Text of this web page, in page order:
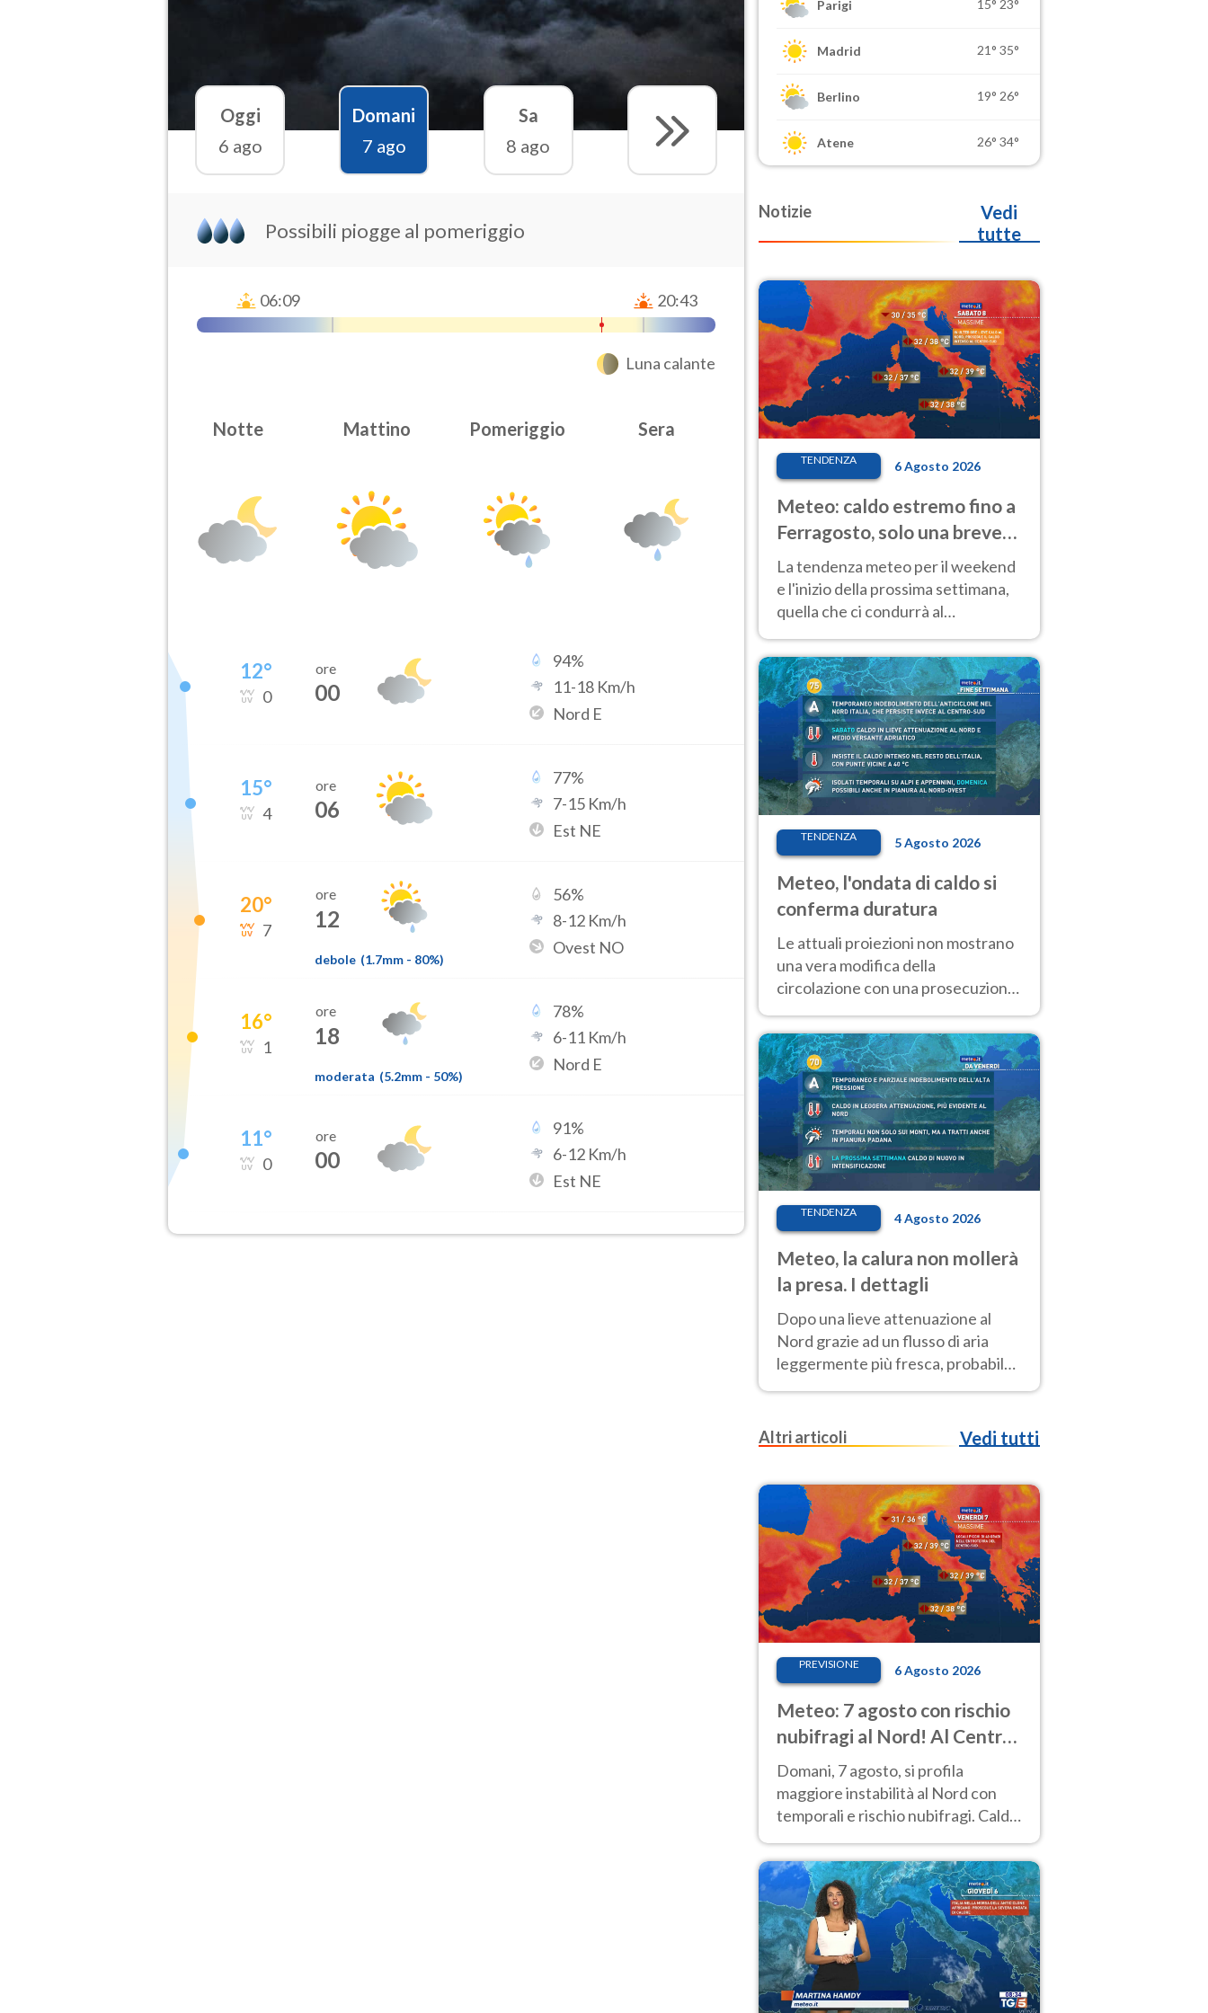
Oggi
6 ago
Domani
7 ago
Sa
8 ago
Possibili piogge al pomeriggio
06:09 20:43
Luna calante
Notte Mattino Pomeriggio Sera
12°
0
ore
00
94%
11-18 Km/h
Nord E
15°
4
ore
06
77%
7-15 Km/h
Est NE
20°
7
ore
12
debole (1.7mm - 80%)
56%
8-12 Km/h
Ovest NO
16°
1
ore
18
moderata (5.2mm - 50%)
78%
6-11 Km/h
Nord E
11°
0
ore
00
91%
6-12 Km/h
Est NE
Parigi 15° 23°
Madrid 21° 35°
Berlino 19° 26°
Atene 26° 34°
Notizie
Vedi
tutte
TENDENZA 6 Agosto 2026
Meteo: caldo estremo fino a
Ferragosto, solo una breve
pausa. Ecco dove
La tendenza meteo per il weekend
e l'inizio della prossima settimana,
quella che ci condurrà al
temperature molto elevate
TENDENZA 5 Agosto 2026
Meteo, l'ondata di caldo si
conferma duratura
Le attuali proiezioni non mostrano
una vera modifica della
circolazione con una prosecuzione
giorni, compresa la settimana di
Ferragosto
TENDENZA 4 Agosto 2026
Meteo, la calura non mollerà
la presa. I dettagli
Dopo una lieve attenuazione al
Nord grazie ad un flusso di aria
leggermente più fresca, probabile
nuovo rinforzo dell’anticiclone
Altri articoli
Vedi tutti
PREVISIONE 6 Agosto 2026
Meteo: 7 agosto con rischio
nubifragi al Nord! Al Centro-
Sud caldo estremo
Domani, 7 agosto, si profila
maggiore instabilità al Nord con
temporali e rischio nubifragi. Caldo
previsioni.